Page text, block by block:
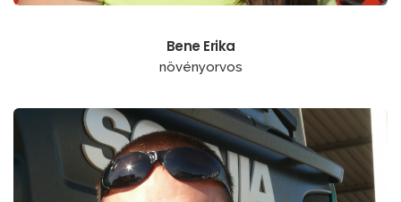
Bene Erika
növényorvos